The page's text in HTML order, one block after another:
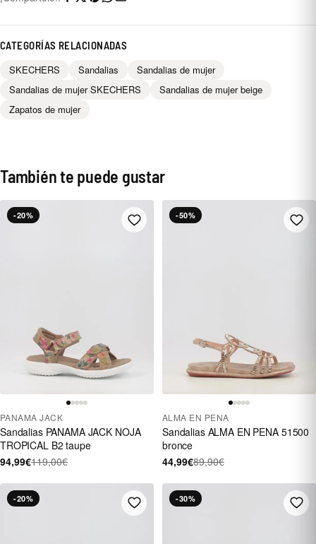
CATEGORÍAS RELACIONADAS
SKECHERS Sandalias
Sandalias de mujer
Sandalias de mujer SKECHERS
Sandalias de mujer beige
Zapatos de mujer
También te puede gustar
-20%
PANAMA JACK
Sandalias PANAMA JACK NOJA
TROPICAL B2 taupe
94,99€119,00€
-50%
ALMA EN PENA
Sandalias ALMA EN PENA 51500
bronce
44,99€89,90€
-20% -30%